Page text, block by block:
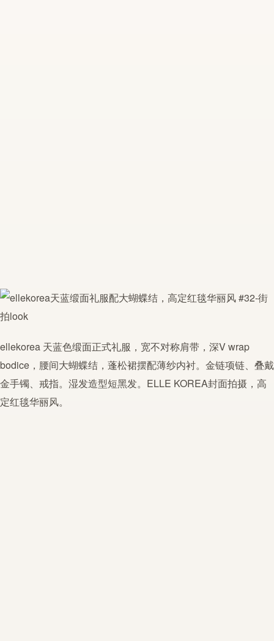
ellekorea 天蓝色缎面正式礼服，宽不对称肩带，深V wrap
bodice，腰间大蝴蝶结，蓬松裙摆配薄纱内衬。金链项链、叠戴
金手镯、戒指。湿发造型短黑发。ELLE KOREA封面拍摄， 高
定红毯华丽风。